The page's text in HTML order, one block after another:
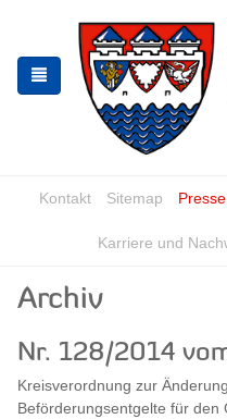
springen
springen
Kontakt Sitemap
Karriere und
Archiv
Nr. 128/2014
Kreisverordnung zur
Beförderungsentgelte für den